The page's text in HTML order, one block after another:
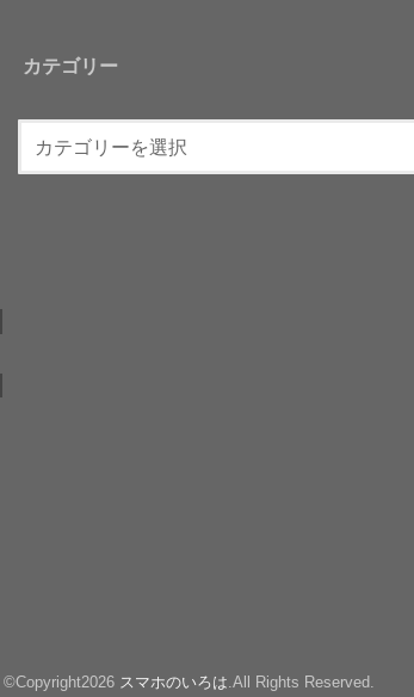
カテゴリー
©Copyright2026 スマホのいろは .All Rights Reserved.